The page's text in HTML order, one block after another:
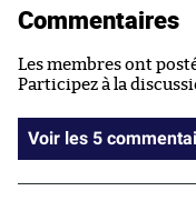
Commentaires
Les membres ont
Participez à la
Voir les 5